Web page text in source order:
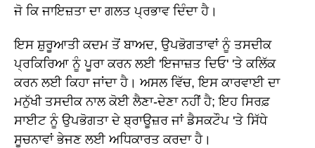
ਜੋ ਕਿ ਜਾਇਜ਼ਤਾ ਦਾ ਗਲਤ ਪ੍ਰਭਾਵ ਦਿੰਦਾ ਹੈ।
ਇਸ ਸ਼ੁਰੂਆਤੀ ਕਦਮ ਤੋਂ ਬਾਅਦ, ਉਪਭੋਗਤਾਵਾਂ ਨੂੰ ਤਸਦੀਕ
ਪ੍ਰਕਿਰਿਆ ਨੂੰ ਪੂਰਾ ਕਰਨ ਲਈ 'ਇਜਾਜ਼ਤ ਦਿਓ' 'ਤੇ ਕਲਿੱਕ
ਕਰਨ ਲਈ ਕਿਹਾ ਜਾਂਦਾ ਹੈ। ਅਸਲ ਵਿੱਚ, ਇਸ ਕਾਰਵਾਈ ਦਾ
ਮਨੁੱਖੀ ਤਸਦੀਕ ਨਾਲ ਕੋਈ ਲੈਣਾ-ਦੇਣਾ ਨਹੀਂ ਹੈ; ਇਹ ਸਿਰਫ਼
ਸਾਈਟ ਨੂੰ ਉਪਭੋਗਤਾ ਦੇ ਬ੍ਰਾਊਜ਼ਰ ਜਾਂ ਡੈਸਕਟੌਪ 'ਤੇ ਸਿੱਧੇ
ਸੂਚਨਾਵਾਂ ਭੇਜਣ ਲਈ ਅਧਿਕਾਰਤ ਕਰਦਾ ਹੈ।